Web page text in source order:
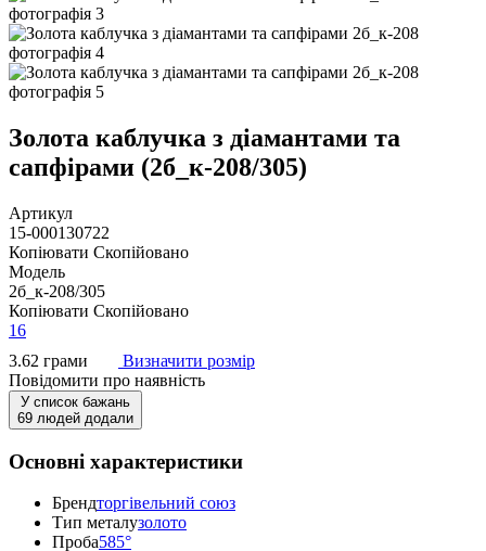
Золота каблучка з діамантами та
сапфірами (2б_к-208/305)
Артикул
15-000130722
Копіювати Скопійовано
Модель
2б_к-208/305
Копіювати Скопійовано
16
3.62 грами
Визначити розмір
Повідомити про наявність
У список бажань
69 людей додали
Основні характеристики
Брендторгівельний союз
Тип металузолото
Проба585°